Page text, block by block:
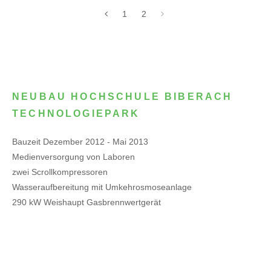
1 2
NEUBAU HOCHSCHULE BIBERACH
TECHNOLOGIEPARK
Bauzeit Dezember 2012 - Mai 2013
Medienversorgung von Laboren
zwei Scrollkompressoren
Wasseraufbereitung mit Umkehrosmoseanlage
290 kW Weishaupt Gasbrennwertgerät